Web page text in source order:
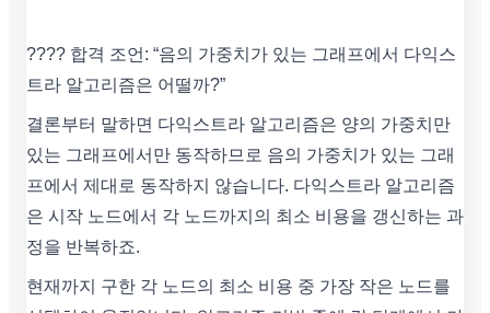
???? 합격 조언: “음의 가중치가 있는 그래프에서 다익스
트라 알고리즘은 어떨까?”
결론부터 말하면 다익스트라 알고리즘은 양의 가중치만
있는 그래프에서만 동작하므로 음의 가중치가 있는 그래
프에서 제대로 동작하지 않습니다. 다익스트라 알고리즘
은 시작 노드에서 각 노드까지의 최소 비용을 갱신하는 과
정을 반복하죠.
현재까지 구한 각 노드의 최소 비용 중 가장 작은 노드를